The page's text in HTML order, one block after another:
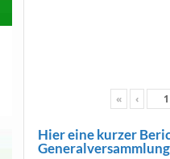
« ‹
Hier eine kurzer
Generalversammlung